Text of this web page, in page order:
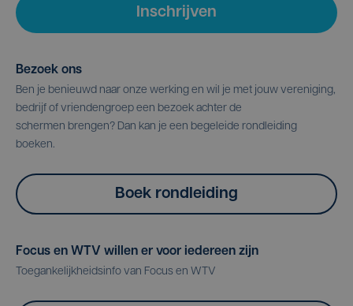
Inschrijven
Bezoek ons
Ben je benieuwd naar onze werking en wil je met jouw vereniging,
bedrijf of vriendengroep een bezoek achter de
schermen brengen? Dan kan je een begeleide rondleiding
boeken.
Boek rondleiding
Focus en WTV willen er voor iedereen zijn
Toegankelijkheidsinfo van Focus en WTV